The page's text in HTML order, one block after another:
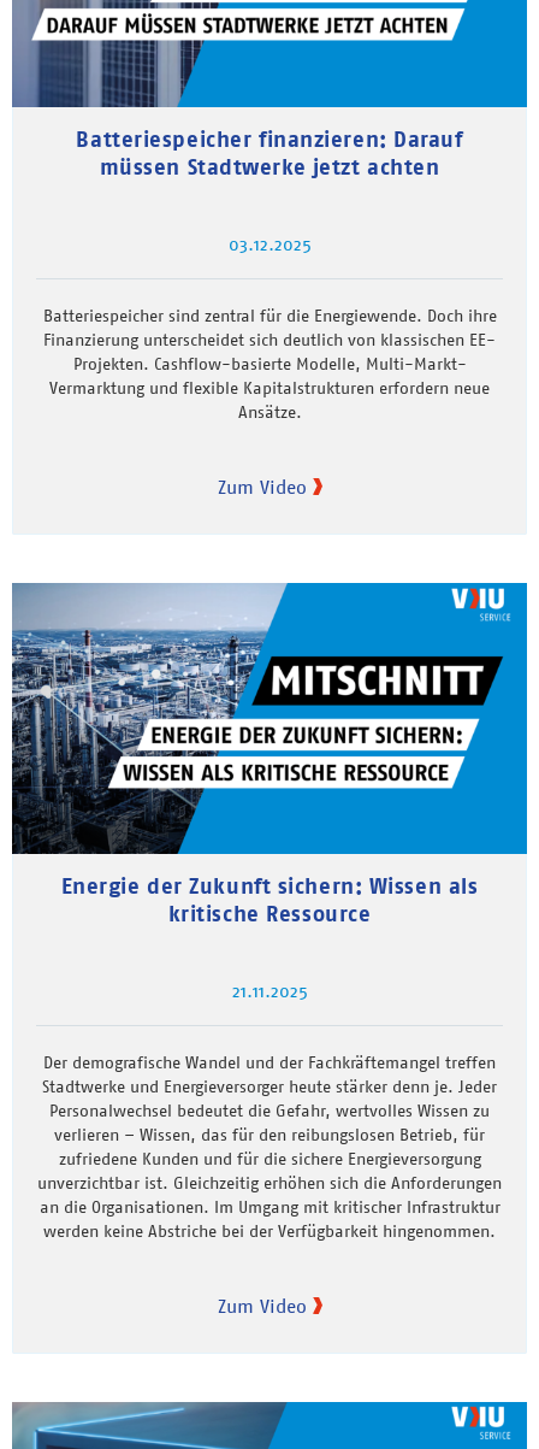
Batteriespeicher finanzieren: Darauf
müssen Stadtwerke jetzt achten
03.12.2025
Batteriespeicher sind zentral für die Energiewende. Doch ihre
Finanzierung unterscheidet sich deutlich von klassischen EE-
Projekten. Cashflow-basierte Modelle, Multi-Markt-
Vermarktung und flexible Kapitalstrukturen erfordern neue
Ansätze.
Zum Video
Energie der Zukunft sichern: Wissen als
kritische Ressource
21.11.2025
Der demografische Wandel und der Fachkräftemangel treffen
Stadtwerke und Energieversorger heute stärker denn je. Jeder
Personalwechsel bedeutet die Gefahr, wertvolles Wissen zu
verlieren – Wissen, das für den reibungslosen Betrieb, für
zufriedene Kunden und für die sichere Energieversorgung
unverzichtbar ist. Gleichzeitig erhöhen sich die Anforderungen
an die Organisationen. Im Umgang mit kritischer Infrastruktur
werden keine Abstriche bei der Verfügbarkeit hingenommen.
Zum Video